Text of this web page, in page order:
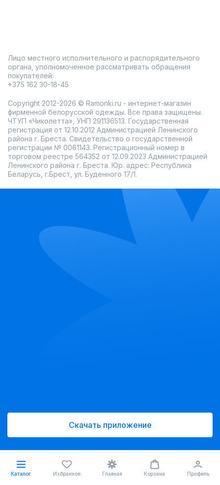
Лицо местного исполнительного и распорядительного
органа, уполномоченное рассматривать обращения
покупателей:
+375 162 30-18-45
Copyright 2012-2026 © Ramonki.ru - интернет-магазин
фирменной белорусской одежды. Все права защищены.
ЧТУП «Чиколетта», УНП 291136513. Государственная
регистрация от 12.10.2012 Администрацией Ленинского
района г. Бреста. Свидетельство о государственной
регистрации № 0061143. Регистрационный номер в
торговом реестре 564352 от 12.09.2023 Администрацией
Ленинского района г. Бреста. Юр. адрес: Республика
Беларусь, г.Брест, ул. Буденного 17/1.
Скачать приложение
Каталог Избранное Главная Корзина Профиль